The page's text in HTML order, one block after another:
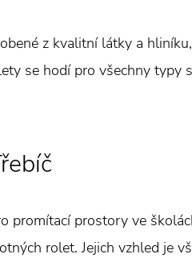
z kvalitní látky a
se hodí pro všechny typy
promítací prostory ve
rolet. Jejich vzhled je